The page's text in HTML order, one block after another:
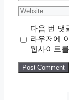
Website
다음 번 댓
라우저에
웹사이트